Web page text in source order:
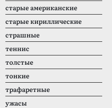
старые американские
старые кириллические
страшные
теннис
толстые
тонкие
трафаретные
ужасы